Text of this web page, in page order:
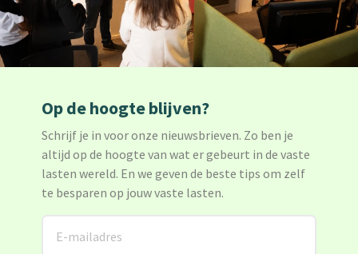
Op de hoogte blijven?
Schrijf je in voor onze nieuwsbrieven. Zo ben je
altijd op de hoogte van wat er gebeurt in de vaste
lasten wereld. En we geven de beste tips om zelf
te besparen op jouw vaste lasten.